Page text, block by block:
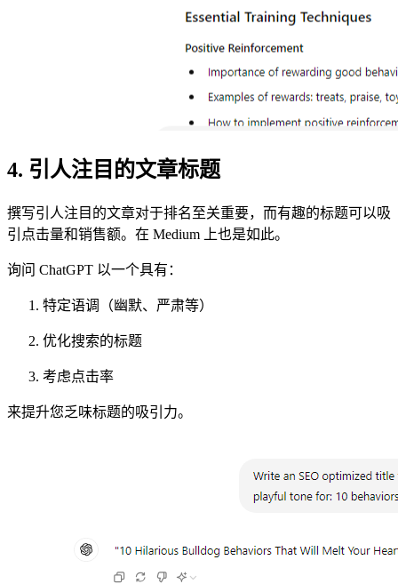
4. 引人注目的文章标题
撰写引人注目的文章对于排名至关重要，而有趣的标题可以吸
引点击量和销售额。在 Medium 上也是如此。
询问 ChatGPT 以一个具有：
特定语调（幽默、严肃等）
优化搜索的标题
考虑点击率
来提升您乏味标题的吸引力。